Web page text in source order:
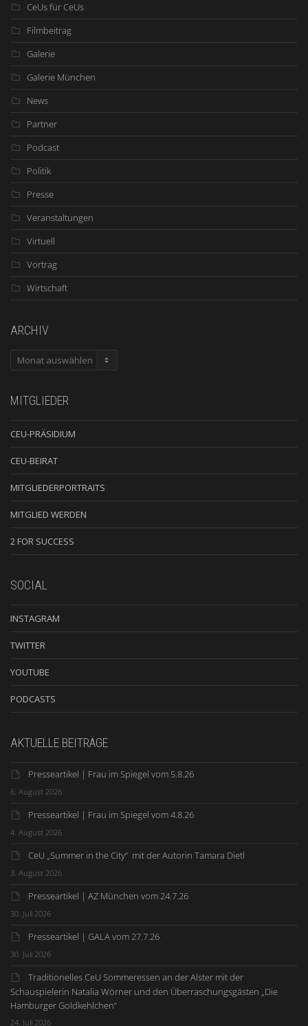
CeUs für CeUs
Filmbeitrag
Galerie
Galerie München
News
Partner
Podcast
Politik
Presse
Veranstaltungen
Virtuell
Vortrag
Wirtschaft
ARCHIV
ARCHIV
MITGLIEDER
CEU-PRÄSIDIUM
CEU-BEIRAT
MITGLIEDERPORTRAITS
MITGLIED WERDEN
2 FOR SUCCESS
SOCIAL
INSTAGRAM
TWITTER
YOUTUBE
PODCASTS
AKTUELLE BEITRÄGE
Presseartikel | Frau im Spiegel vom 5.8.26
6. August 2026
Presseartikel | Frau im Spiegel vom 4.8.26
4. August 2026
CeU „Summer in the City“ mit der Autorin Tamara Dietl
3. August 2026
Presseartikel | AZ München vom 24.7.26
30. Juli 2026
Presseartikel | GALA vom 27.7.26
30. Juli 2026
Traditionelles CeU Sommeressen an der Alster mit der
Schauspielerin Natalia Wörner und den Überraschungsgästen „Die
Hamburger Goldkehlchen“
24. Juli 2026